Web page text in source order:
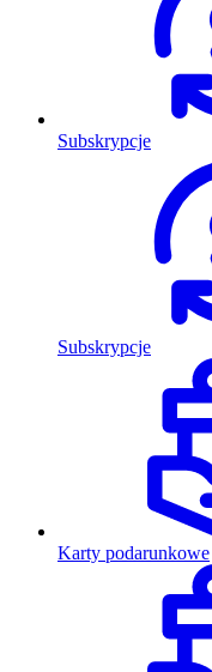
Subskrypcje
Subskrypcje
Karty podarunkowe